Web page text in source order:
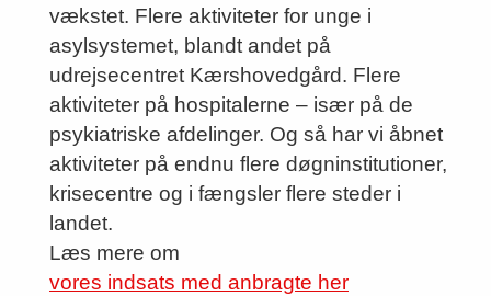
vækstet. Flere aktiviteter for unge i
asylsystemet, blandt andet på
udrejsecentret Kærshovedgård. Flere
aktiviteter på hospitalerne – især på de
psykiatriske afdelinger. Og så har vi åbnet
aktiviteter på endnu flere døgninstitutioner,
krisecentre og i fængsler flere steder i
landet.
Læs mere om
vores indsats med anbragte her